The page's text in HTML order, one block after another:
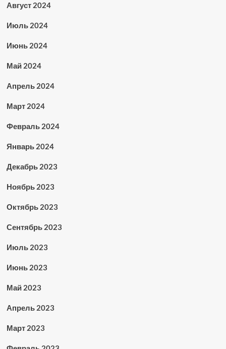
Август 2024
Июль 2024
Июнь 2024
Май 2024
Апрель 2024
Март 2024
Февраль 2024
Январь 2024
Декабрь 2023
Ноябрь 2023
Октябрь 2023
Сентябрь 2023
Июль 2023
Июнь 2023
Май 2023
Апрель 2023
Март 2023